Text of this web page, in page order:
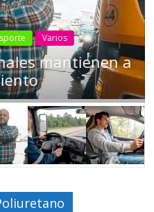
Varios
mantienen a